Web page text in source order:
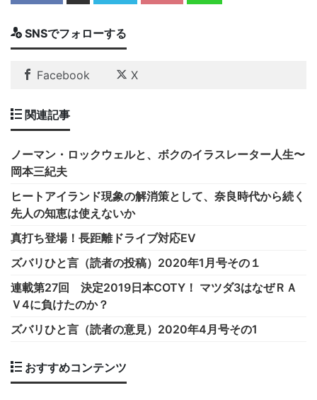
SNSでフォローする
Facebook X
関連記事
ノーマン・ロックウェルと、ボクのイラスレーター人生〜
岡本三紀夫
ヒートアイランド現象の解消策として、奈良時代から続く
先人の知恵は使えないか
真打ち登場！長距離ドライブ対応EV
ズバリひと言（読者の投稿）2020年1月号その１
連載第27回 決定2019日本COTY！ マツダ3はなぜＲＡ
Ｖ4に負けたのか？
ズバリひと言（読者の意見）2020年4月号その1
おすすめコンテンツ